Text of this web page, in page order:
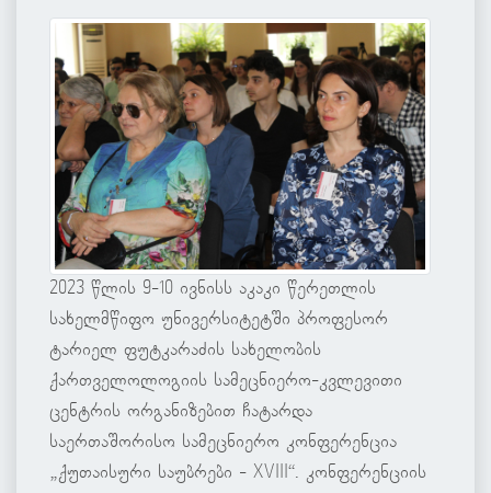
2023 წლის 9-10 ივნისს აკაკი წერეთლის
სახელმწიფო უნივერსიტეტში პროფესორ
ტარიელ ფუტკარაძის სახელობის
ქართველოლოგიის სამეცნიერო-კვლევითი
ცენტრის ორგანიზებით ჩატარდა
საერთაშორისო სამეცნიერო კონფერენცია
„ქუთაისური საუბრები - XVIII“. კონფერენციის